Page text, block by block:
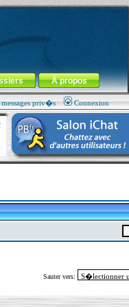
À propos
priv�s Connexion
Sauter vers: